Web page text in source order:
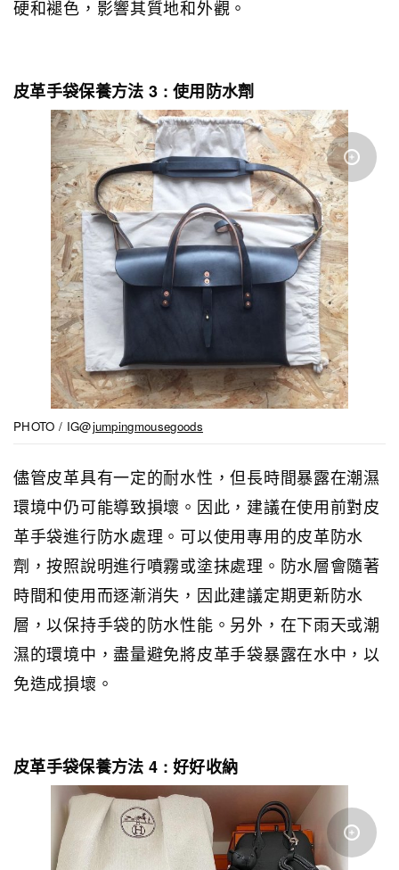
硬和褪色，影響其質地和外觀。
皮革手袋保養方法 3 : 使用防水劑
PHOTO / IG@jumpingmousegoods
儘管皮革具有一定的耐水性，但長時間暴露在潮濕
環境中仍可能導致損壞。因此，建議在使用前對皮
革手袋進行防水處理。可以使用專用的皮革防水
劑，按照說明進行噴霧或塗抹處理。防水層會隨著
時間和使用而逐漸消失，因此建議定期更新防水
層，以保持手袋的防水性能。另外，在下雨天或潮
濕的環境中，盡量避免將皮革手袋暴露在水中，以
免造成損壞。
皮革手袋保養方法 4 : 好好收納